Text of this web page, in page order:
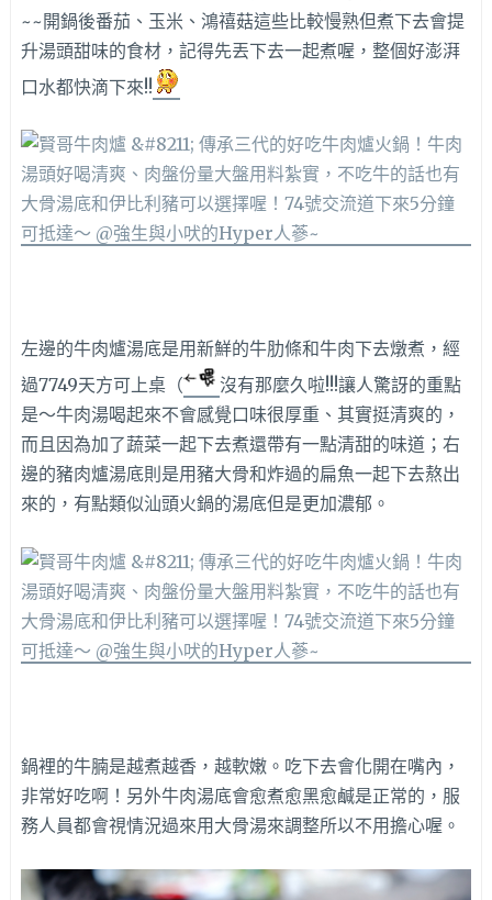
~~開鍋後番茄、玉米、鴻禧菇這些比較慢熟但煮下去會提
升湯頭甜味的食材，記得先丟下去一起煮喔，整個好澎湃
口水都快滴下來!!
左邊的牛肉爐湯底是用新鮮的牛肋條和牛肉下去燉煮，經
過7749天方可上桌（
沒有那麼久啦!!!讓人驚訝的重點
是～牛肉湯喝起來不會感覺口味很厚重、其實挺清爽的，
而且因為加了蔬菜一起下去煮還帶有一點清甜的味道；右
邊的豬肉爐湯底則是用豬大骨和炸過的扁魚一起下去熬出
來的，有點類似汕頭火鍋的湯底但是更加濃郁。
鍋裡的牛腩是越煮越香，越軟嫩。吃下去會化開在嘴內，
非常好吃啊！另外牛肉湯底會愈煮愈黑愈鹹是正常的，服
務人員都會視情況過來用大骨湯來調整所以不用擔心喔。